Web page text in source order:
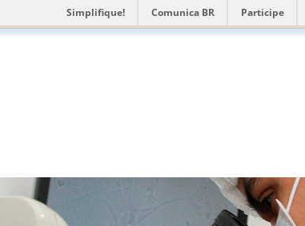
Simplifique! Comunica BR Participe